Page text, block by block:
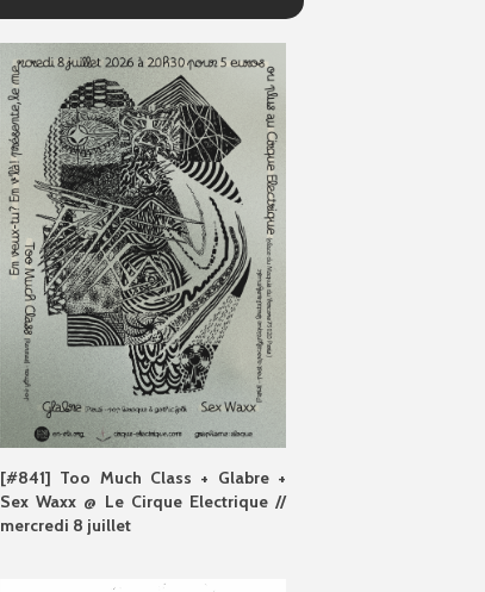
[#841] Too Much Class + Glabre +
Sex Waxx @ Le Cirque Electrique //
mercredi 8 juillet